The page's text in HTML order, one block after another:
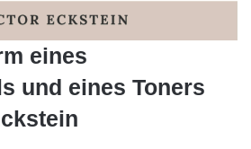
eines
und eines Toners